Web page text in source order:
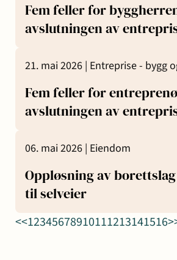
Fem feller for
avslutningen av
21. mai 2026 | Entreprise - bygg
Fem feller for
avslutningen av
06. mai 2026 | Eiendom
Oppløsning av
til selveier
<<12345678910111213141516